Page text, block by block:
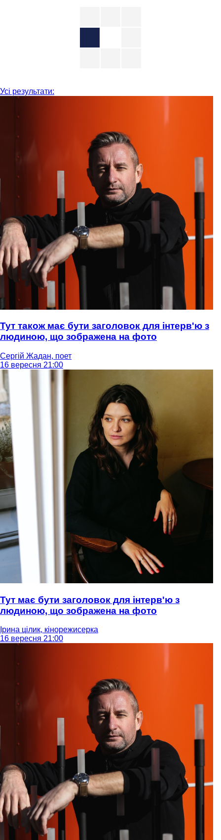
Усі результати:
Тут також має бути заголовок для інтерв'ю з
людиною, що зображена на фото
Сергій Жадан, поет
16 вересня 21:00
Тут має бути заголовок для інтерв'ю з
людиною, що зображена на фото
Ірина цілик, кінорежисерка
16 вересня 21:00